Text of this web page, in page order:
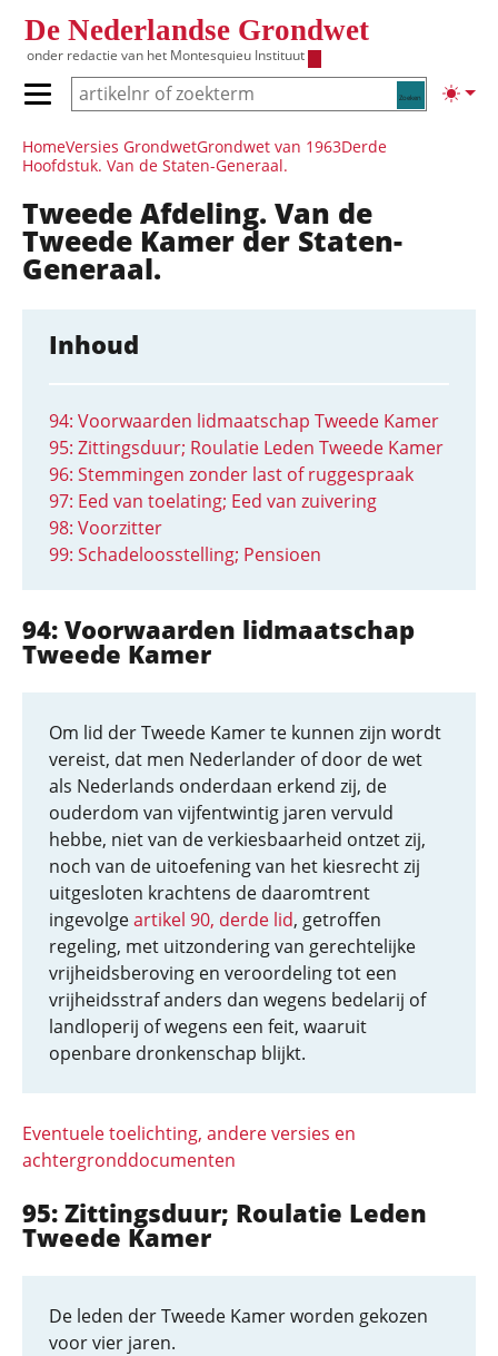
De Nederlandse Grondwet
onder redactie van het Montesquieu Instituut
Zoeken
Primair menu tonen/verbergen
Hoofdnavigatie
HomeVersies GrondwetGrondwet van 1963Derde
Hoofdstuk. Van de Staten-Generaal.
Tweede Afdeling. Van de
Tweede Kamer der Staten-
Generaal.
Inhoud
94: Voorwaarden lidmaatschap Tweede Kamer
95: Zittingsduur; Roulatie Leden Tweede Kamer
96: Stemmingen zonder last of ruggespraak
97: Eed van toelating; Eed van zuivering
98: Voorzitter
99: Schadeloosstelling; Pensioen
94: Voorwaarden lidmaatschap
Tweede Kamer
Om lid der Tweede Kamer te kunnen zijn wordt
vereist, dat men Nederlander of door de wet
als Nederlands onderdaan erkend zij, de
ouderdom van vijfentwintig jaren vervuld
hebbe, niet van de verkiesbaarheid ontzet zij,
noch van de uitoefening van het kiesrecht zij
uitgesloten krachtens de daaromtrent
ingevolgeartikel 90, derde lid, getroffen
regeling, met uitzondering van gerechtelijke
vrijheidsberoving en veroordeling tot een
vrijheidsstraf anders dan wegens bedelarij of
landloperij of wegens een feit, waaruit
openbare dronkenschap blijkt.
Eventuele toelichting, andere versies en
achtergronddocumenten
95: Zittingsduur; Roulatie Leden
Tweede Kamer
De leden der Tweede Kamer worden gekozen
voor vier jaren.